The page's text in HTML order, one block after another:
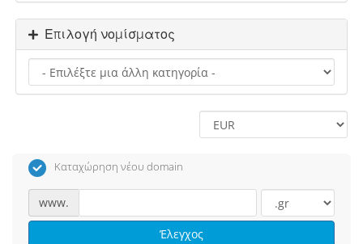
Επιλογή νομίσματος
Καταχώρηση νέου domain
www.
Έλεγχος